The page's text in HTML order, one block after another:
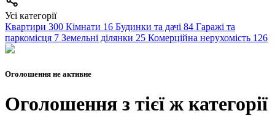
Усі категорії
Квартири 300 Кімнати 16 Будинки та дачі 84 Гаражі та
паркомісця 7 Земельні ділянки 25 Комерційна нерухомість 126
Оголошення не активне
Оголошення з тієї ж категорії